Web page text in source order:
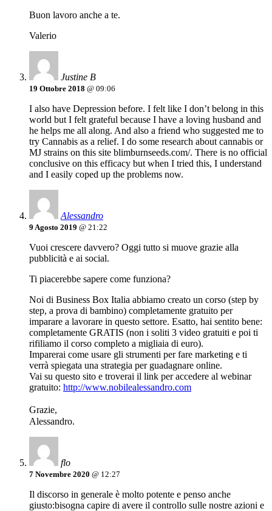
Buon lavoro anche a te.
Valerio
Justine B
19 Ottobre 2018 @ 09:06
I also have Depression before. I felt like I don’t belong in this
world but I felt grateful because I have a loving husband and
he helps me all along. And also a friend who suggested me to
try Cannabis as a relief. I do some research about cannabis or
MJ strains on this site blimburnseeds.com/. There is no official
conclusive on this efficacy but when I tried this, I understand
and I easily coped up the problems now.
Alessandro
9 Agosto 2019 @ 21:22
Vuoi crescere davvero? Oggi tutto si muove grazie alla
pubblicità e ai social.
Ti piacerebbe sapere come funziona?
Noi di Business Box Italia abbiamo creato un corso (step by
step, a prova di bambino) completamente gratuito per
imparare a lavorare in questo settore. Esatto, hai sentito bene:
completamente GRATIS (non i soliti 3 video gratuiti e poi ti
rifiliamo il corso completo a migliaia di euro).
Imparerai come usare gli strumenti per fare marketing e ti
verrà spiegata una strategia per guadagnare online.
Vai su questo sito e troverai il link per accedere al webinar
gratuito: http://www.nobilealessandro.com
Grazie,
Alessandro.
flo
7 Novembre 2020 @ 12:27
Il discorso in generale è molto potente e penso anche
giusto:bisogna capire di avere il controllo sulle nostre azioni e